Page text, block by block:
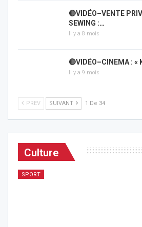
🔴VIDÉO–VENTE
SEWING :…
Il y a 8 mois
🔴VIDÉO–CINEMA : «
Il y a 9 mois
PREV SUIVANT 1 De 34
Culture
SPORT